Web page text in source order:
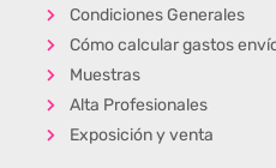
Condiciones Generales
Cómo calcular gastos
Muestras
Alta Profesionales
Exposición y venta